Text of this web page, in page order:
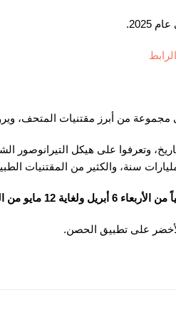
الرابط
من أبرز مقتنيات المتحف،
ولغاية الساعة 11 مساءً.
على تطبيق الحصن.